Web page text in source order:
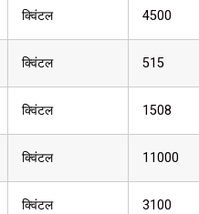
क्विंटल 4500
क्विंटल 515
क्विंटल 1508
क्विंटल 11000
क्विंटल 3100